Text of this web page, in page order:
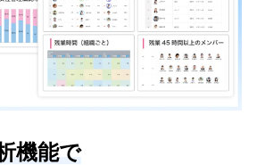
機能で